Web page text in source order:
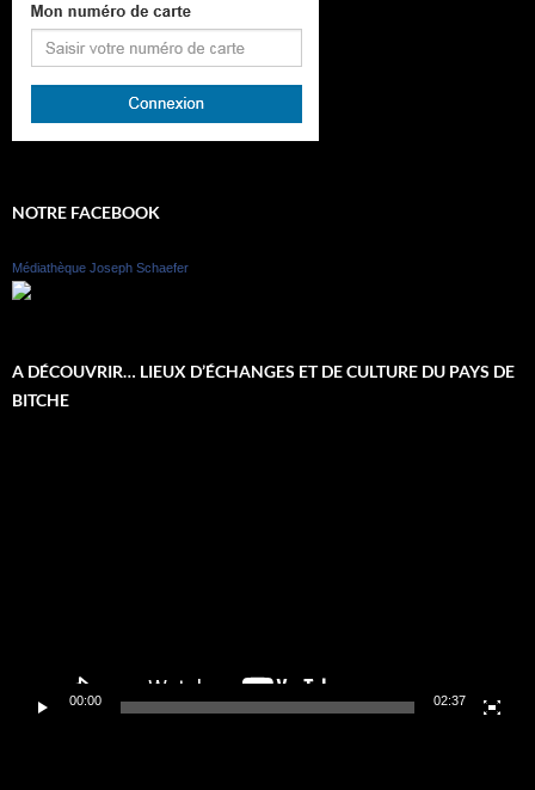
NOTRE FACEBOOK
Médiathèque Joseph Schaefer
A DÉCOUVRIR… LIEUX D’ÉCHANGES ET DE CULTURE DU PAYS DE
BITCHE
00:00 02:37